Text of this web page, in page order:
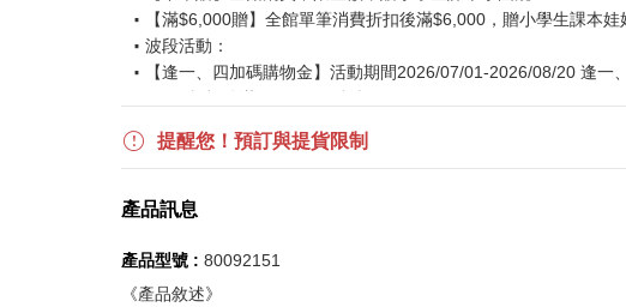
【滿$6,000贈】全館單筆消費折扣後滿$6,000，贈小學生課本娃
波段活動：
【逢一、四加碼購物金】活動期間2026/07/01-2026/08/20 逢一
活動詳情請參見
實際折扣金額以系統顯示為準
提醒您！預訂與提貨限制
產品訊息
產品型號 : 80092151
《產品敘述》